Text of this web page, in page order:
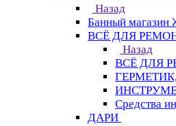
Назад
Банный
ВСЁ ДЛЯ
Назад
ВСЁ ДЛЯ
Средства
ДАРИ